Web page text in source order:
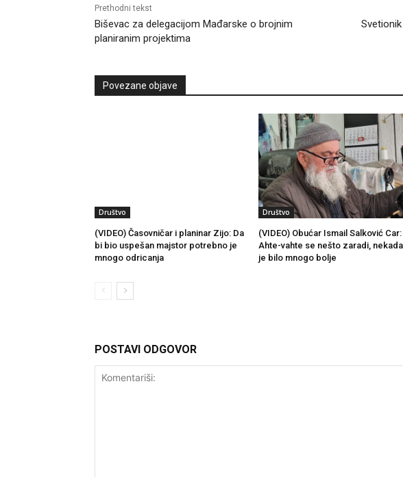
Prethodni tekst
Biševac za delegacijom Mađarske o brojnim
planiranim projektima
Povezane objave
Društvo
(VIDEO) Časovničar i planinar Zijo: Da
bi bio uspešan majstor potrebno je
mnogo odricanja
Društvo
(VIDEO) Obućar Ismail Salković Car:
Ahte-vahte se nešto zaradi, nekada
je bilo mnogo bolje
POSTAVI ODGOVOR